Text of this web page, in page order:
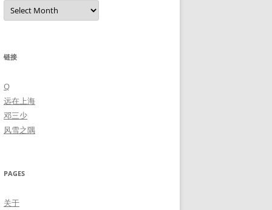
Archives
链接
Q
远在上海
邓三少
风雪之隅
PAGES
关于